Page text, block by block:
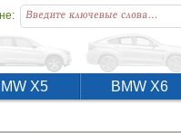
X5 BMW X6